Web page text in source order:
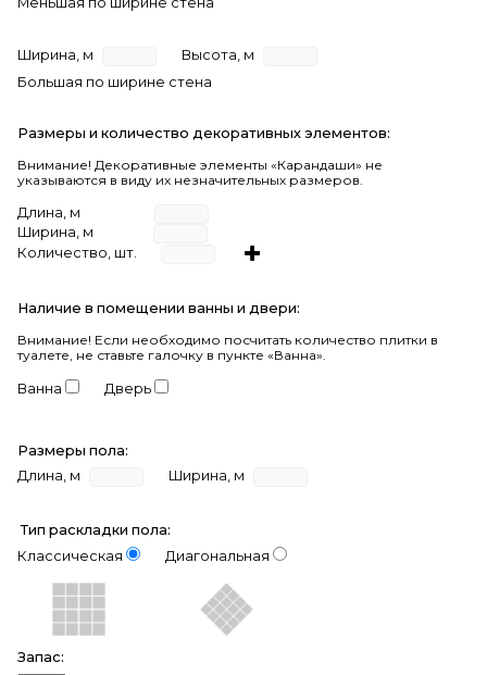
Ширина, м
Высота, м
Большая по ширине стена
Размеры и количество декоративных элементов:
Внимание! Декоративные элементы «Карандаши» не
указываются в виду их незначительных размеров.
Длина, м
Ширина, м
Количество, шт.
Наличие в помещении ванны и двери:
Внимание! Если необходимо посчитать количество плитки в
туалете, не ставьте галочку в пункте «Ванна».
Ванна Дверь
Размеры пола:
Длина, м
Ширина, м
Тип раскладки пола:
Классическая
Диагональная
Запас: